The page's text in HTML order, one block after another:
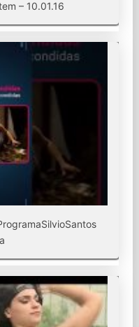
– 10.01.16